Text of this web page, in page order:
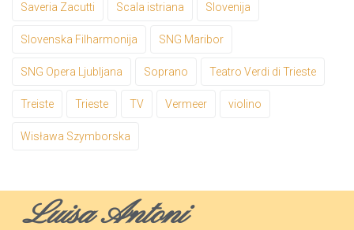
Saveria Zacutti Scala istriana Slovenija
Slovenska Filharmonija SNG Maribor
SNG Opera Ljubljana Soprano Teatro Verdi di Trieste
Treiste Trieste TV Vermeer violino
Wisława Szymborska
Luisa Antoni